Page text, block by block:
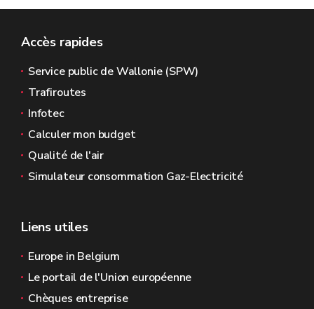
Accès rapides
Service public de Wallonie (SPW)
Trafiroutes
Infotec
Calculer mon budget
Qualité de l'air
Simulateur consommation Gaz-Electricité
Liens utiles
Europe in Belgium
Le portail de l'Union européenne
Chèques entreprise